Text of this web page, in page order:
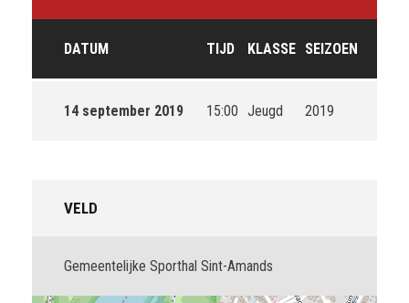
DATUM TIJD KLASSE SEIZOEN
14 september 2019 15:00 Jeugd 2019
VELD
Gemeentelijke Sporthal Sint-Amands